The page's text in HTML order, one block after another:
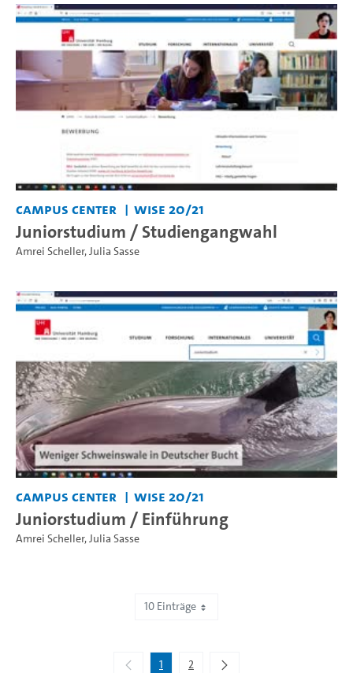
Campus Center WiSe 20/21
Juniorstudium / Studiengangwahl
Amrei Scheller,Julia Sasse
Campus Center WiSe 20/21
Juniorstudium / Einführung
Amrei Scheller,Julia Sasse
10 Einträge
1 2